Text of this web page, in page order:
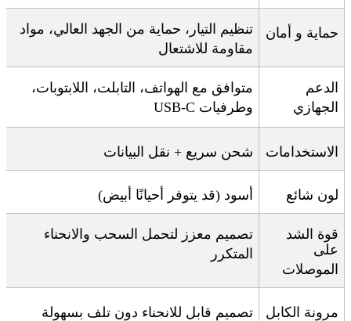
حماية و أمان
تنظيم التيار، حماية من الجهد العالي، مواد
مقاومة للاشتعال
الدعم
الجهازي
متوافق مع الهواتف، التابلت، اللابتوبات،
وطرفيات
الاستخدامات شحن سريع + نقل البيانات
لون شائع أسود (قد يتوفر أحيانًا أبيض)
قوة الشد
على
الموصلات
تصميم معزز لتحمل السحب والانحناء
المتكرر
مرونة الكابل تصميم قابل للانحناء دون تلف بسهولة